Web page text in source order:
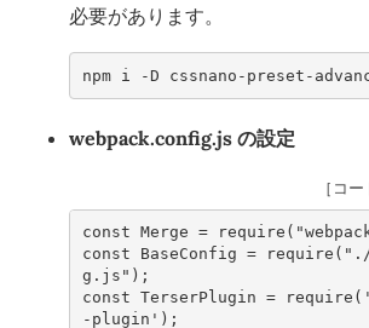
必要があります。
npm i -D cssnano-preset-
webpack.config.js の設定
［コ
const Merge = require (
const
BaseConfig = require ( "./
g.js" );
const TerserPlugin = require (
-plugin' );